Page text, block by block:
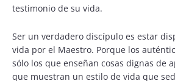
testimonio de su vida.
Ser un verdadero discípulo es estar
vida por el Maestro. Porque los
sólo los que enseñan cosas dignas de
que muestran un estilo de vida que